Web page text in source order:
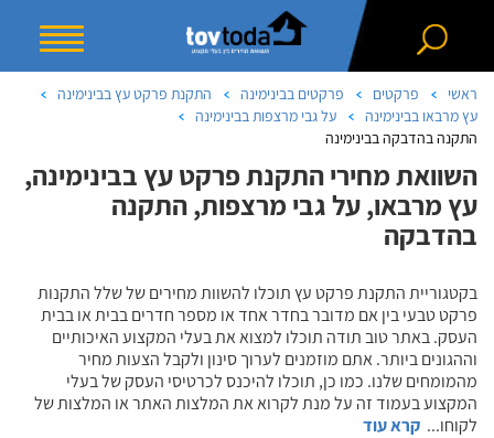
ראשי פרקטים פרקטים בבינימינה
התקנת פרקט עץ בבינימינה
עץ מרבאו בבינימינה
על גבי מרצפות בבינימינה
התקנה בהדבקה בבינימינה
השוואת מחירי התקנת פרקט עץ בבינימינה,
עץ מרבאו, על גבי מרצפות, התקנה
בהדבקה
בקטגוריית התקנת פרקט עץ תוכלו להשוות מחירים של שלל התקנות
פרקט טבעי בין אם מדובר בחדר אחד או מספר חדרים בבית או בבית
העסק. באתר טוב תודה תוכלו למצוא את בעלי המקצוע האיכותיים
וההגונים ביותר. אתם מוזמנים לערוך סינון ולקבל הצעות מחיר
מהמומחים שלנו. כמו כן, תוכלו להיכנס לכרטיסי העסק של בעלי
המקצוע בעמוד זה על מנת לקרוא את המלצות האתר או המלצות של
לקוחו... קרא עוד